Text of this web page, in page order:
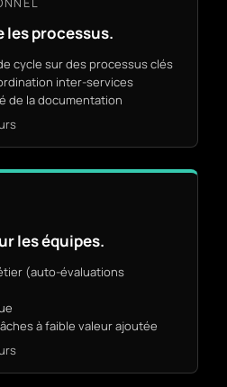
les processus.
cycle sur des processus clés
inter-services
de la documentation
les équipes.
(auto-évaluations
à faible valeur ajoutée